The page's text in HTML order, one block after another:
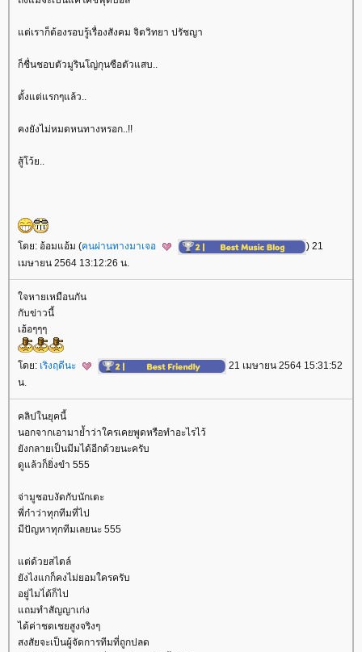
ต่เราก็ต้องรอบรู้เรื่องสังคม จิตวิทยา ปรัชญา
ก็ชื่นชอบตัวมูรินโญ่กุนซือตัวแสบ..
ตั้งแต่แรกๆแล้ว..
คงยังไม่หมดหนทางหรอก..!!
สู้โว้ย..
ดย: อ้อมแอ้ม (คนผ่านทางมาเจอ
) 21
เมษายน 2564 13:12:26 น.
จหายเหมือนกัน
กับข่าวนี้
เฮ้อๆๆๆ
ดย: เริงฤดีนะ
21 เมษายน 2564 15:31:52
น.
คลิปในยุคนี้
นอกจากเอามาย้ำว่าใครเคยพูดหรือทำอะไรไว้
ังกลายเป็นมีมได้อีกด้วยนะครับ
ดูแล้วก็ยิ่งขำ 555
จ่ามูชอบงัดกับนักเตะ
พี่ก๋าว่าทุกทีมที่ไป
มีปัญหาทุกทีมเลยนะ 555
ต่ด้วยสไตล์
ังไงแกก็คงไม่ยอมใครครับ
อยู่ไมไ่ด้ก็ไป
ถมทำสัญญาเก่ง
ได้ค่าชดเชยสูงจริงๆ
สงสัยจะเป็นผู้จัดการทีมที่ถูกปลด